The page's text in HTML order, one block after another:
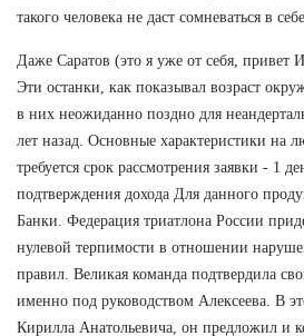
такого человека не даст сомневаться в
Даже Саратов (это я уже от себя, привет
Эти останки, как показывал возраст
в них неожиданно поздно для
лет назад. Основные характеристики на
требуется срок рассмотрения заявки - 1
подтверждения дохода Для данного
Банки. Федерация триатлона России
нулевой терпимости в отношении
правил. Великая команда подтвердила
именно под руководством Алексеева. В
Кирилла Анатольевича, он предложил и